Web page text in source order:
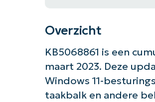
Overzicht
KB5068861 is een
maart 2023. Deze
Windows 11-
taakbalk en andere